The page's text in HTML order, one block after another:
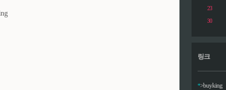
23
30
링크
*>buyking